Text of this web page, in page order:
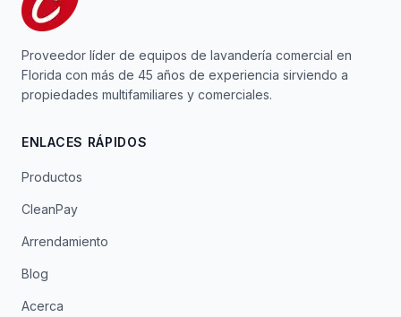
Proveedor líder de equipos de lavandería comercial en
Florida con más de 45 años de experiencia sirviendo a
propiedades multifamiliares y comerciales.
ENLACES RÁPIDOS
Productos
CleanPay
Arrendamiento
Blog
Acerca